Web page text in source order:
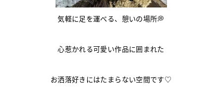
気軽に足を運べる、憩いの場所💭
心惹かれる可愛い作品に囲まれた
お洒落好きにはたまらない空間です♡